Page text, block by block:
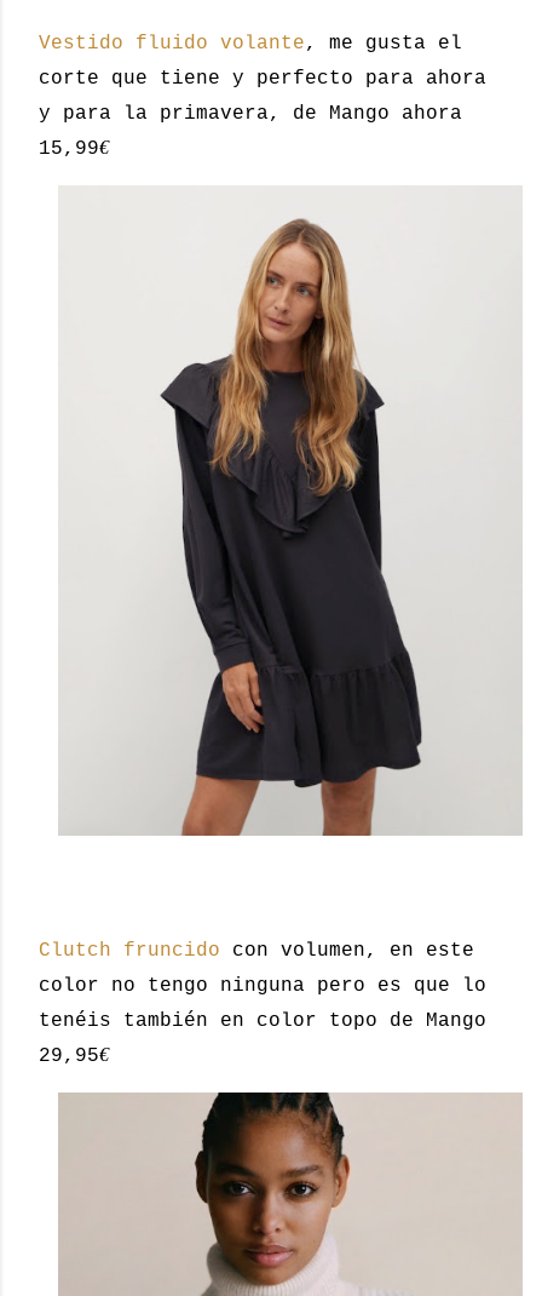
Vestido fluido volante, me gusta el
corte que tiene y perfecto para ahora
y para la primavera, de Mango ahora
15,99€
Clutch fruncido con volumen, en este
color no tengo ninguna pero es que lo
tenéis también en color topo de Mango
29,95€